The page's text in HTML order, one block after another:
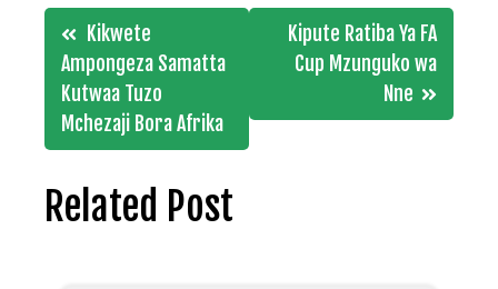
Post
navigation
Kikwete
Ampongeza Samatta
Kutwaa Tuzo
Mchezaji Bora Afrika
Kipute Ratiba Ya FA
Cup Mzunguko wa
Nne
Related Post